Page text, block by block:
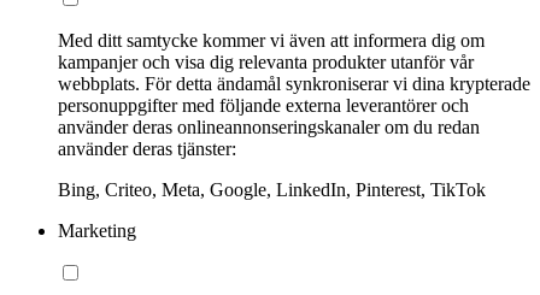
Med ditt samtycke kommer vi även att informera dig om
kampanjer och visa dig relevanta produkter utanför vår
webbplats. För detta ändamål synkroniserar vi dina krypterade
personuppgifter med följande externa leverantörer och
använder deras onlineannonseringskanaler om du redan
använder deras tjänster:
Bing, Criteo, Meta, Google, LinkedIn, Pinterest, TikTok
Marketing